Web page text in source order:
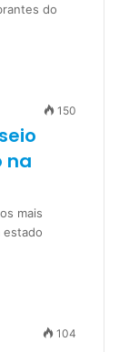
do
150
na
mais
estado
104